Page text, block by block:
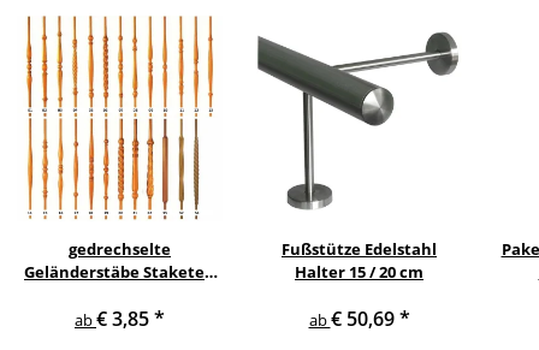
gedrechselte
Geländerstäbe Staketen
Holzstab Treppenstab
ab€ 3,85*
Fußstütze Edelstahl
Halter 15 / 20 cm
ab€ 50,69*